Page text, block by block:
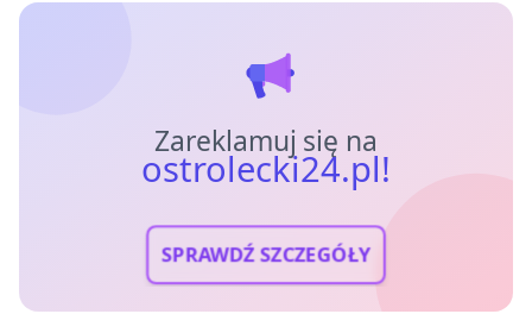
Zareklamuj się na
ostrolecki24.pl!
SPRAWDŹ SZCZEGÓŁY